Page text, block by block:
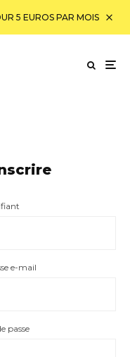
5 EUROS PAR MOIS
e-mail
passe